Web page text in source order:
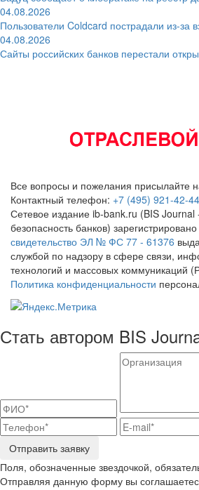
04.08.2026
Пользователи Coldcard пострадали из-за
04.08.2026
Сайты российских банков перестали
Все вопросы и пожелания присылайте
Контактный телефон: +7 (495) 921-42-44
Сетевое издание ib-bank.ru (BIS
безопасность банков)
свидетельство ЭЛ № ФС 77 - 61376
службой по надзору в сфере связи,
технологий и массовых коммуникаций
Политика конфиденциальности
Стать автором BIS
Отправить заявку
Поля, обозначенные звездочкой,
Отправляя данную форму вы